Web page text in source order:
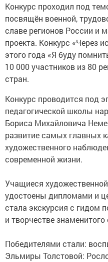
Конкурс проходил под
посвящён военной,
славе регионов России и
проекта. Конкурс «Через
этого года «Я буду
10 000 участников из 80
стран.
Конкурс проводится под
педагогической школы
Бориса Михайловича
развитие самых главных
художественного
современной жизни.
Учащиеся
удостоены дипломами и
стала экскурсия с гидом
и творчестве знаменитого
Победителями стали:
Эльмиры Толстовой: